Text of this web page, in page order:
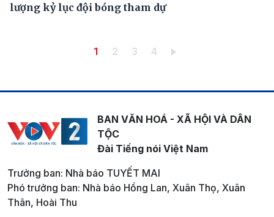
lượng kỷ lục đội bóng tham dự
Trang hiện thời
1 Trang
2 Trang
3 Trang
4
BAN VĂN HOÁ - XÃ HỘI VÀ DÂN
TỘC
Đài Tiếng nói Việt Nam
Trưởng ban: Nhà báo TUYẾT MAI
Phó trưởng ban: Nhà báo Hồng Lan, Xuân Thọ, Xuân
Thân, Hoài Thu